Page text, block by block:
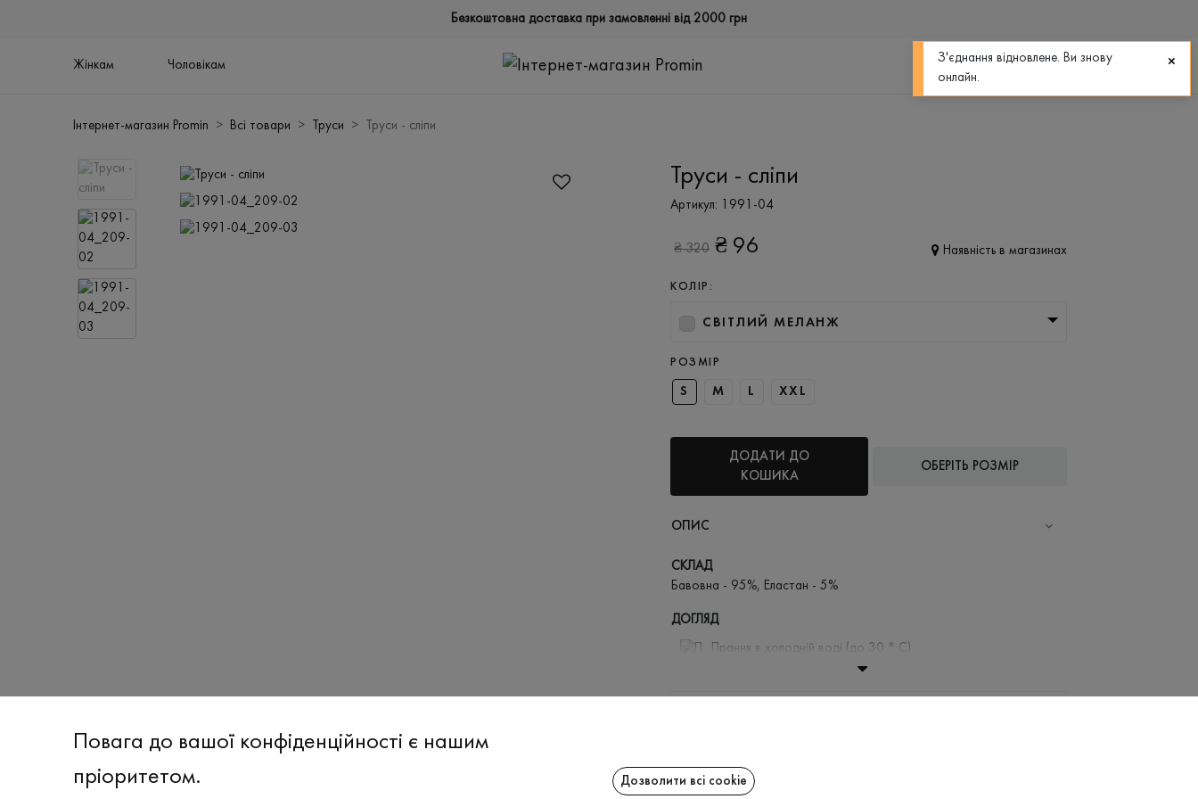
Безкоштовна доставка при замовленні від 2000 грн
Жінкам Чоловікам
0
Інтернет-магазин Promin Всі товари Труси Труси - сліпи
Труси - сліпи
Артикул: 1991-04
₴320 ₴ 96 Наявність в магазинах
КОЛІР:
СВІТЛИЙ МЕЛАНЖ
РОЗМІР
S M L XXL
ДОДАТИ ДО
КОШИКА
ОБЕРІТЬ РОЗМІР
ОПИС
СКЛАД
Бавовна - 95%, Еластан - 5%
ДОГЛЯД
Прання в холодній воді (до 30 ° C)
Повага до вашої конфіденційності є нашим
пріоритетом.
Дозволити всі cookie
З'єднання відновлене. Ви знову
онлайн.